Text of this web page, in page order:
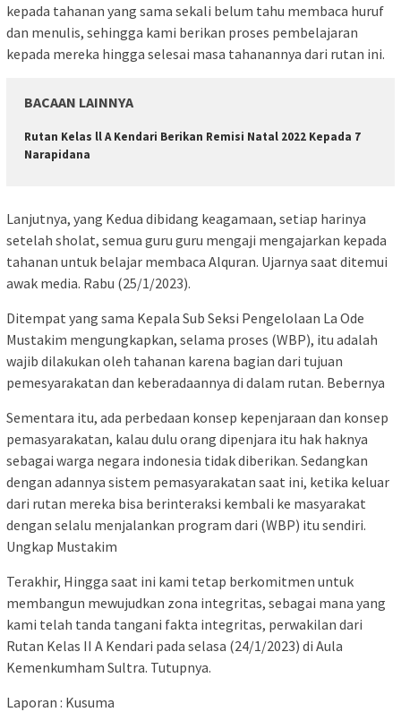
kepada tahanan yang sama sekali belum tahu membaca huruf
dan menulis, sehingga kami berikan proses pembelajaran
kepada mereka hingga selesai masa tahanannya dari rutan ini.
BACAAN LAINNYA
Rutan Kelas ll A Kendari Berikan Remisi Natal 2022 Kepada 7
Narapidana
Lanjutnya, yang Kedua dibidang keagamaan, setiap harinya
setelah sholat, semua guru guru mengaji mengajarkan kepada
tahanan untuk belajar membaca Alquran. Ujarnya saat ditemui
awak media. Rabu (25/1/2023).
Ditempat yang sama Kepala Sub Seksi Pengelolaan La Ode
Mustakim mengungkapkan, selama proses (WBP), itu adalah
wajib dilakukan oleh tahanan karena bagian dari tujuan
pemesyarakatan dan keberadaannya di dalam rutan. Bebernya
Sementara itu, ada perbedaan konsep kepenjaraan dan konsep
pemasyarakatan, kalau dulu orang dipenjara itu hak haknya
sebagai warga negara indonesia tidak diberikan. Sedangkan
dengan adannya sistem pemasyarakatan saat ini, ketika keluar
dari rutan mereka bisa berinteraksi kembali ke masyarakat
dengan selalu menjalankan program dari (WBP) itu sendiri.
Ungkap Mustakim
Terakhir, Hingga saat ini kami tetap berkomitmen untuk
membangun mewujudkan zona integritas, sebagai mana yang
kami telah tanda tangani fakta integritas, perwakilan dari
Rutan Kelas II A Kendari pada selasa (24/1/2023) di Aula
Kemenkumham Sultra. Tutupnya.
Laporan : Kusuma